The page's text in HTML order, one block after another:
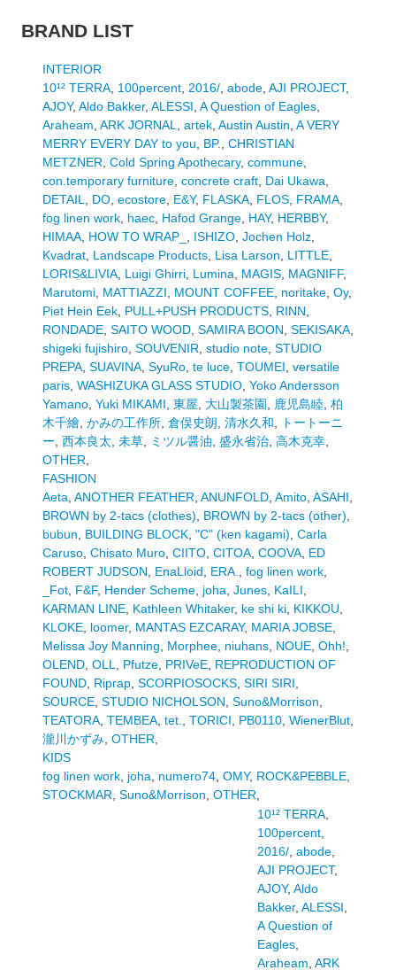
BRAND LIST
INTERIOR
10¹² TERRA, 100percent, 2016/, abode, AJI PROJECT,
AJOY, Aldo Bakker, ALESSI A Question of Eagles,
Araheam ARK JORNAL artek, Austin Austin A VERY
MERRY EVERY DAY to you
BP.
CHRISTIAN
METZNER Cold Spring Apothecary, commune,
con.temporary furniture, concrete craft, Dai Ukawa
DETAIL
DO, ecostore, E&Y, FLASKA, FLOS, FRAMA,
fog linen work, haec, Hafod Grange, HAY, HERBBY,
HIMAA, HOW TO WRAP_ ISHIZO, Jochen Holz,
Kvadrat, Landscape Products, Lisa Larson LITTLE,
LORIS&LIVIA, Luigi Ghirri, Lumina MAGIS, MAGNIFF,
Marutomi, MATTIAZZI MOUNT COFFEE, noritake, Oy,
Piet Hein Eek, PULL+PUSH PRODUCTS, RINN
RONDADE, SAITO WOOD, SAMIRA BOON SEKISAKA,
shigeki fujishiro, SOUVENIR studio note, STUDIO
PREPA, SUAVINA, SyuRo, te luce, TOUMEI versatile
paris, WASHIZUKA GLASS STUDIO, Yoko Andersson
Yamano, Yuki MIKAMI 東屋 大山製茶園 鹿児島睦, 柏
木千繪, かみの工作所, 倉俣史朗 清水久和
トートーニ
ー 西本良太 未草, ミツル醤油 盛永省治, 高木克幸,
OTHER
FASHION
Aeta ANOTHER FEATHER ANUNFOLD, Amito, ASAHI
BROWN by 2-tacs (clothes)
BROWN by 2-tacs (other)
bubun
BUILDING BLOCK, "C" (ken kagami) Carla
Caruso, Chisato Muro, CIITO, CITOA, COOVA, ED
ROBERT JUDSON
EnaLloid ERA. fog linen work,
_Fot, F&F, Hender Scheme, joha Junes, KaILI
KARMAN LINE, Kathleen Whitaker, ke shi ki, KIKKOU
KLOKE, loomer, MANTAS EZCARAY, MARIA JOBSE,
Melissa Joy Manning
Morphee, niuhans, NOUE, Ohh!
OLEND, OLL Pfutze, PRIVeE, REPRODUCTION OF
FOUND, Riprap, SCORPIOSOCKS, SIRI SIRI
SOURCE, STUDIO NICHOLSON Suno&Morrison
TEATORA, TEMBEA, tet. TORICI PB0110, WienerBlut,
瀧川かずみ, OTHER
KIDS
fog linen work, joha numero74, OMY, ROCK&PEBBLE,
STOCKMAR Suno&Morrison OTHER
10¹² TERRA,
100percent,
2016/, abode,
AJI PROJECT,
AJOY, Aldo
Bakker, ALESSI
A Question of
Eagles,
Araheam ARK